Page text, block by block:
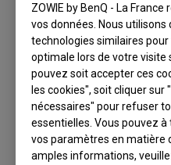
ZOWIE by BenQ - La
vos données. Nous utilisons
technologies similaires
optimale lors de votre visite
pouvez soit accepter ces
les cookies", soit cliquer sur
nécessaires" pour refuser
essentielles. Vous pouvez
vos paramètres en matière
amples informations,
ZOWIE
SPEEDY
Mouse
Mouse
Esports